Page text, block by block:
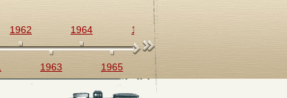
1962
1963
1964
1965
1966